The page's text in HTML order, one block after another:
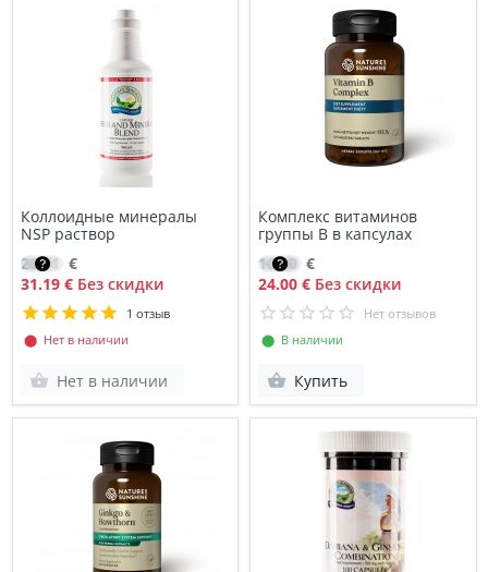
Коллоидные минералы
NSP раствор
26.51 €
31.19 €Без скидки
1 отзыв
⬤ Нет в наличии
Нет в наличии
Комплекс витаминов
группы B в капсулах
16.80 €
24.00 € Без скидки
Нет отзывов
⬤ В наличии
Купить